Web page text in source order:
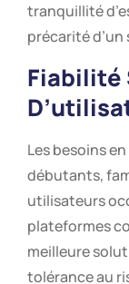
tranquillité
précarité
Fiabilité
Les besoins
débutants,
utilisateurs
plateformes
meilleure
tolérance au